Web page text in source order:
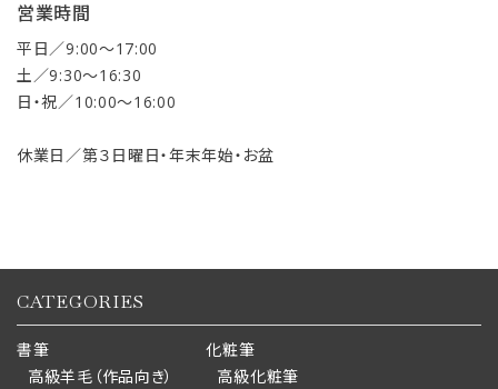
営業時間
平日／9:00〜17:00
土／9:30〜16:30
日・祝／10:00〜16:00
休業日／第３日曜日・年末年始・お盆
CATEGORIES
書筆
高級羊毛（作品向き）
化粧筆
高級化粧筆